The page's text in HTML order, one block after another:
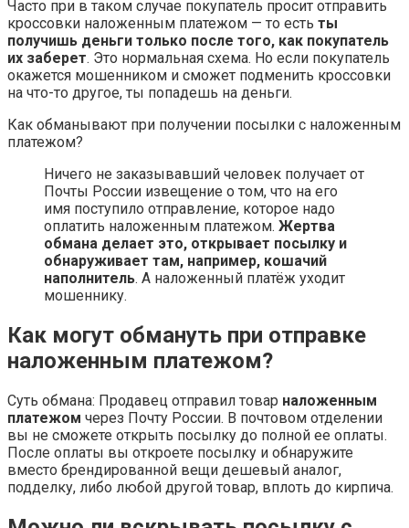
Часто при в таком случае покупатель просит отправить
кроссовки наложенным платежом — то есть ты
получишь деньги только после того, как покупатель
их заберет. Это нормальная схема. Но если покупатель
окажется мошенником и сможет подменить кроссовки
на что-то другое, ты попадешь на деньги.
Как обманывают при получении посылки с наложенным
платежом?
Ничего не заказывавший человек получает от
Почты России извещение о том, что на его
имя поступило отправление, которое надо
оплатить наложенным платежом. Жертва
обмана делает это, открывает посылку и
обнаруживает там, например, кошачий
наполнитель. А наложенный платёж уходит
мошеннику.
Как могут обмануть при отправке
наложенным платежом?
Суть обмана: Продавец отправил товар наложенным
платежом через Почту России. В почтовом отделении
вы не сможете открыть посылку до полной ее оплаты.
После оплаты вы откроете посылку и обнаружите
вместо брендированной вещи дешевый аналог,
подделку, либо любой другой товар, вплоть до кирпича.